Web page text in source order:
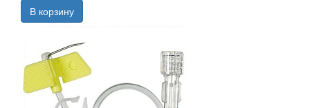
В корзину